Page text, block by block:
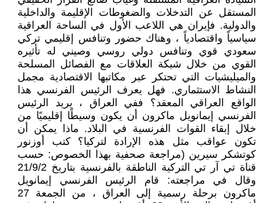
المستقل عن التدخلات والضغوطات الإقليمة والداخلية
والدولية. فإيران هي اللاعب الأول في الساحة العراقية
سياسياً واقتصادياً ، وهناك حضور وتنافس إقليمي تركي
سعودي قوي وتنافس دولي روسي وصيني له تأثيره
القوي من خلال شبكة العلاقات مع الفصائل المسلحة
والميليشيات التي تحتكر عبر مكاتبها الاقتصادية مجمل
النشاط الاستثماري. فهل يعرف الرئيس الفرنسي هذا
الواقع العراقي المعقد؟ ففي العراق ، يريد الرئيس
الفرنسي إيمانويل ماكرون أن يكون وسيطًا إقليميًا من
خلال إبقاء القوات الفرنسية في البلاد. ماذا يمكن أن
تكون عواقب مثل هذه الإرادة لتركيا؟ كتب أوزنور
كوتشكر سيرين (مراجعة صحفية بهذا الخصوص: حسب
قناة تي آر تي التركية الناطقة بالفرنسية بتاريخ 21/9/2
وقال في مراجعته: قام الرئيس الفرنسي إيمانويل
ماكرون برحلة رسمية إلى العراق ، من الجمعة 27